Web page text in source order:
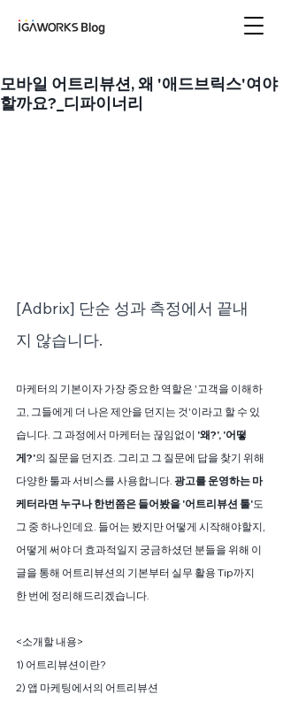
모바일 어트리뷰션, 왜 '애드브릭스'여야
할까요?_디파이너리
[Adbrix] 단순 성과 측정에서 끝내
지 않습니다.
마케터의 기본이자 가장 중요한 역할은 '고객을 이해하
고, 그들에게 더 나은 제안을 던지는 것'이라고 할 수 있
습니다. 그 과정에서 마케터는 끊임없이 '왜?', '어떻
게?'의 질문을 던지죠. 그리고 그 질문에 답을 찾기 위해
다양한 툴과 서비스를 사용합니다. 광고를 운영하는 마
케터라면 누구나 한번쯤은 들어봤을 '어트리뷰션 툴'도
그 중 하나인데요. 들어는 봤지만 어떻게 시작해야할지,
어떻게 써야 더 효과적일지 궁금하셨던 분들을 위해 이
글을 통해 어트리뷰션의 기본부터 실무 활용 Tip까지
한 번에 정리해드리겠습니다.
<소개할 내용>
1) 어트리뷰션이란?
2) 앱 마케팅에서의 어트리뷰션